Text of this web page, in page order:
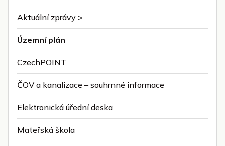
Aktuální zprávy >
Územní plán
CzechPOINT
ČOV a kanalizace – souhrnné informace
Elektronická úřední deska
Mateřská škola